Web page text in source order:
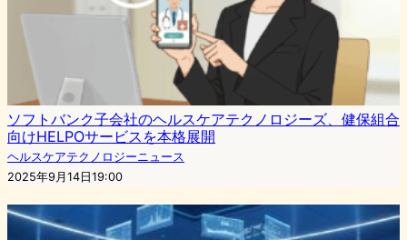
ソフトバンク子会社のヘルスケアテクノロジーズ、健保組合
向けHELPOサービスを本格展開
ヘルスケアテクノロジーニュース
2025年9月14日19:00